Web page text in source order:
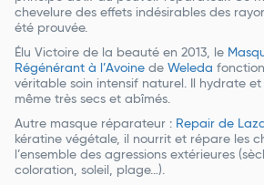
chevelure des effets indésirables des
été prouvée.
Élu Victoire de la beauté en 2013, le
Régénérant à l’Avoine de Weleda
véritable soin intensif naturel. Il hydrate
même très secs et abîmés.
Autre masque réparateur : Repair de
kératine végétale, il nourrit et répare les
l’ensemble des agressions extérieures
coloration, soleil, plage…).